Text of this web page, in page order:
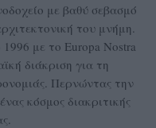
με βαθύ σεβασμό
του μνήμη.
με το Europa Nostra
διάκριση για τη
Περνώντας την
κόσμος διακριτικής